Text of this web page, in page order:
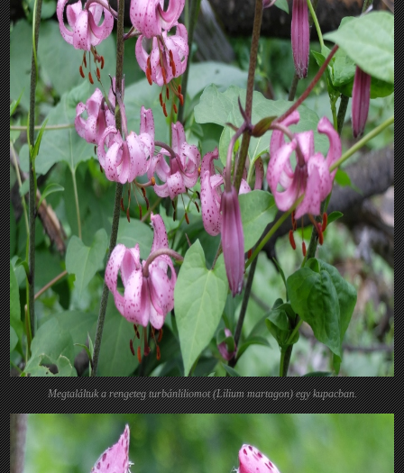
Megtaláltuk a rengeteg turbánliliomot (Lilium martagon) egy kupacban.